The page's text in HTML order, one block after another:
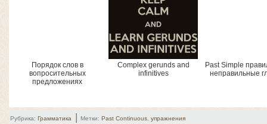
Порядок слов в
вопросительных
предложениях
Complex gerunds and
infinitives
Past Simple
неправильные
Рубрика: Грамматика | Метки: Past Continuous упражнения